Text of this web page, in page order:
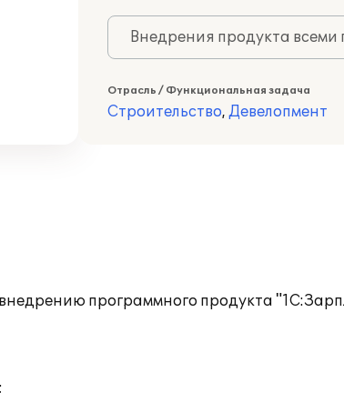
Внедрения продукта
Отрасль / Функциональная задача
Строительство, Девелопмент
программного продукта